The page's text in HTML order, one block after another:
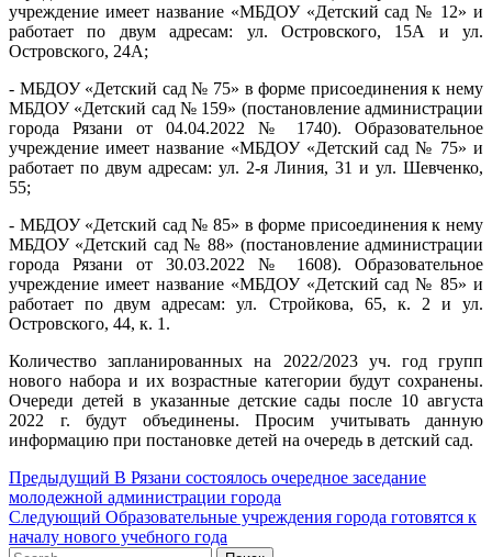
учреждение имеет название «МБДОУ «Детский сад № 12» и
работает по двум адресам: ул. Островского, 15А и ул.
Островского, 24А;
- МБДОУ «Детский сад № 75» в форме присоединения к нему
МБДОУ «Детский сад № 159» (постановление администрации
города Рязани от 04.04.2022 № 1740). Образовательное
учреждение имеет название «МБДОУ «Детский сад № 75» и
работает по двум адресам: ул. 2-я Линия, 31 и ул. Шевченко,
55;
- МБДОУ «Детский сад № 85» в форме присоединения к нему
МБДОУ «Детский сад № 88» (постановление администрации
города Рязани от 30.03.2022 № 1608). Образовательное
учреждение имеет название «МБДОУ «Детский сад № 85» и
работает по двум адресам: ул. Стройкова, 65, к. 2 и ул.
Островского, 44, к. 1.
Количество запланированных на 2022/2023 уч. год групп
нового набора и их возрастные категории будут сохранены.
Очереди детей в указанные детские сады после 10 августа
2022 г. будут объединены. Просим учитывать данную
информацию при постановке детей на очередь в детский сад.
Навигация
по
записям
Предыдущий Предыдущий
пост:
В Рязани состоялось очередное заседание
молодежной администрации города
Следующий Следующий
пост:
Образовательные учреждения города готовятся к
началу нового учебного года